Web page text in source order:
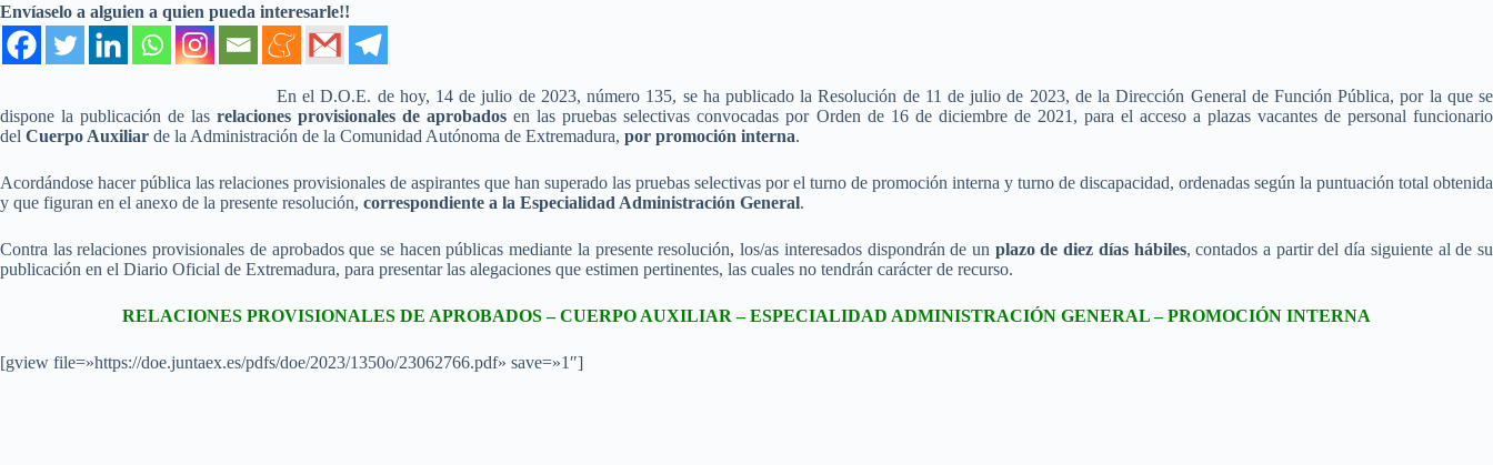
Envíaselo a alguien a quien pueda interesarle!!
En el D.O.E. de hoy, 14 de julio de 2023, número 135, se ha publicado la Resolución de 11 de julio de 2023, de la Dirección General de Función Pública, por la que se
dispone la publicación de lasrelaciones provisionales de aprobados en las pruebas selectivas convocadas por Orden de 16 de diciembre de 2021, para el acceso a plazas vacantes de personal funcionario
del Cuerpo Auxiliar de la Administración de la Comunidad Autónoma de Extremadura, por promoción interna.
Acordándose hacer pública las relaciones provisionales de aspirantes que han superado las pruebas selectivas por el turno de promoción interna y turno de discapacidad, ordenadas según la puntuación total obtenida
y que figuran en el anexo de la presente resolución, correspondiente a la Especialidad Administración General.
Contra las relaciones provisionales de aprobados que se hacen públicas mediante la presente resolución, los/as interesados dispondrán de un plazo de diez días hábiles, contados a partir del día siguiente al de su
publicación en el Diario Oficial de Extremadura, para presentar las alegaciones que estimen pertinentes, las cuales no tendrán carácter de recurso.
RELACIONES PROVISIONALES DE APROBADOS – CUERPO AUXILIAR – ESPECIALIDAD ADMINISTRACIÓN GENERAL – PROMOCIÓN INTERNA
[gview file=»https://doe.juntaex.es/pdfs/doe/2023/1350o/23062766.pdf» save=»1″]